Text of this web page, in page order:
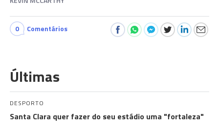
0 Comentários
Últimas
DESPORTO
Santa Clara quer fazer do seu estádio uma "fortaleza"